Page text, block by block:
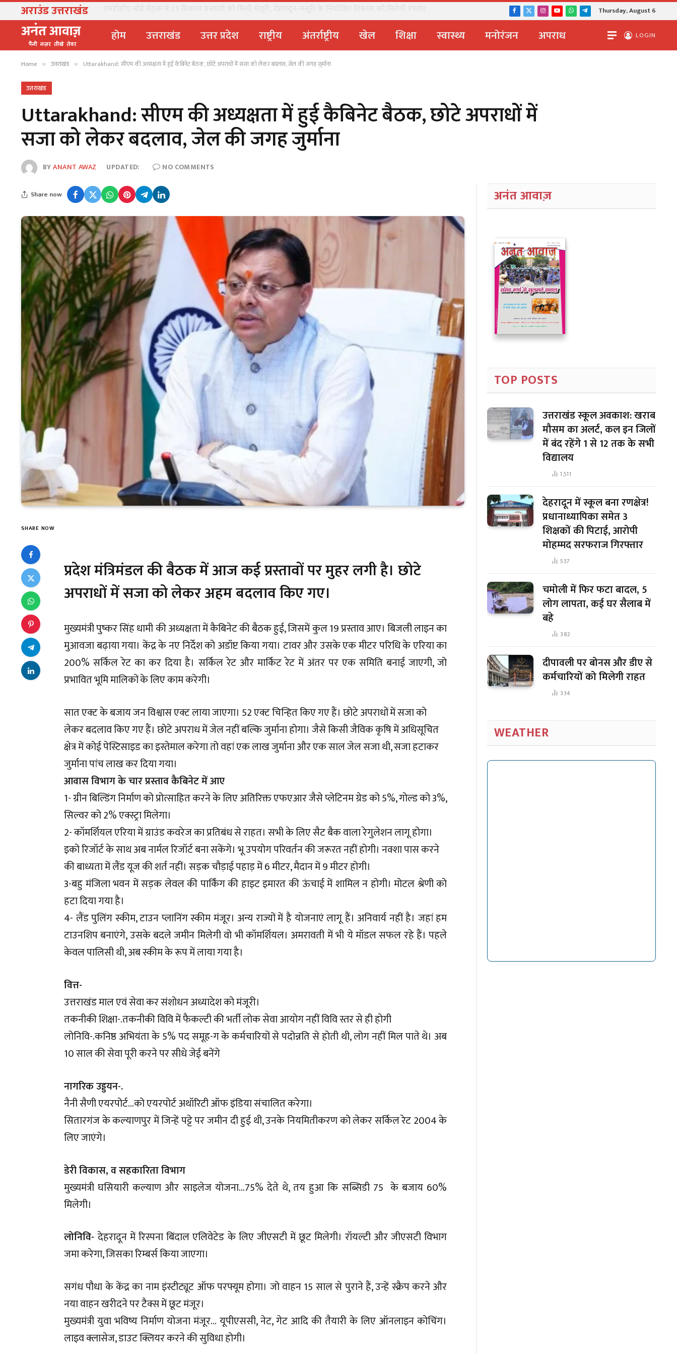
अराउंड उत्तराखंड Facebook
X
Instagram
YouTubeWhatsApp
TelegramThursday, August 6
होम उत्तराखंड उत्तर प्रदेश राष्ट्रीय अंतर्राष्ट्रीय खेल शिक्षा स्वास्थ्य मनोरंजन अपराध LOGIN
Home » उत्तराखंड » Uttarakhand: सीएम की अध्यक्षता में हुई कैबिनेट बैठक, छोटे अपराधों में सजा को लेकर बदलाव, जेल की जगह जुर्माना
उत्तराखंड
Uttarakhand: सीएम की अध्यक्षता में हुई कैबिनेट बैठक, छोटे अपराधों में
सजा को लेकर बदलाव, जेल की जगह जुर्माना
BYANANT AWAZ UPDATED: NO COMMENTS
Share now
SHARE NOW
प्रदेश मंत्रिमंडल की बैठक में आज कई प्रस्तावों पर मुहर लगी है। छोटे
अपराधों में सजा को लेकर अहम बदलाव किए गए।
मुख्यमंत्री पुष्कर सिंह धामी की अध्यक्षता में कैबिनेट की बैठक हुई, जिसमें कुल 19 प्रस्ताव आए। बिजली लाइन का
मुआवजा बढ़ाया गया। केंद्र के नए निर्देश को अडॉप्ट किया गया। टावर और उसके एक मीटर परिधि के एरिया का
200% सर्किल रेट का कर दिया है। सर्किल रेट और मार्किट रेट में अंतर पर एक समिति बनाई जाएगी, जो
प्रभावित भूमि मालिकों के लिए काम करेगी।
सात एक्ट के बजाय जन विश्वास एक्ट लाया जाएगा। 52 एक्ट चिन्हित किए गए हैं। छोटे अपराधों में सजा को
लेकर बदलाव किए गए हैं। छोटे अपराध में जेल नहीं बल्कि जुर्माना होगा। जैसे किसी जैविक कृषि में अधिसूचित
क्षेत्र में कोई पेस्टिसाइड का इस्तेमाल करेगा तो वहां एक लाख जुर्माना और एक साल जेल सजा थी, सजा हटाकर
जुर्माना पांच लाख कर दिया गया।
आवास विभाग के चार प्रस्ताव कैबिनेट में आए
1- ग्रीन बिल्डिंग निर्माण को प्रोत्साहित करने के लिए अतिरिक्त एफएआर जैसे प्लेटिनम ग्रेड को 5%, गोल्ड को 3%,
सिल्वर को 2% एक्स्ट्रा मिलेगा।
2- कॉमर्शियल एरिया में ग्राउंड कवरेज का प्रतिबंध से राहत। सभी के लिए सैट बैक वाला रेगुलेशन लागू होगा।
इको रिजॉर्ट के साथ अब नार्मल रिजॉर्ट बना सकेंगे। भू उपयोग परिवर्तन की जरूरत नहीं होगी। नक्शा पास करने
की बाध्यता में लैंड यूज की शर्त नहीं। सड़क चौड़ाई पहाड़ में 6 मीटर, मैदान में 9 मीटर होगी।
3-बहु मंजिला भवन में सड़क लेवल की पार्किंग की हाइट इमारत की ऊंचाई में शामिल न होगी। मोटल श्रेणी को
हटा दिया गया है।
4- लैंड पुलिंग स्कीम, टाउन प्लानिंग स्कीम मंजूर। अन्य राज्यों में है योजनाएं लागू हैं। अनिवार्य नहीं है। जहां हम
टाउनशिप बनाएंगे, उसके बदले जमीन मिलेगी वो भी कॉमर्शियल। अमरावती में भी ये मॉडल सफल रहे हैं। पहले
केवल पालिसी थी, अब स्कीम के रूप में लाया गया है।
वित्त-
उत्तराखंड माल एवं सेवा कर संशोधन अध्यादेश को मंजूरी।
तकनीकी शिक्षा-.तकनीकी विवि में फैकल्टी की भर्ती लोक सेवा आयोग नहीं विवि स्तर से ही होगी
लोनिवि-.कनिष्ठ अभियंता के 5% पद समूह-ग के कर्मचारियों से पदोन्नति से होती थी, लोग नहीं मिल पाते थे। अब
10 साल की सेवा पूरी करने पर सीधे जेई बनेंगे
नागरिक उड्डयन-.
नैनी सैणी एयरपोर्ट…को एयरपोर्ट अथॉरिटी ऑफ इंडिया संचालित करेगा।
सितारगंज के कल्याणपुर में जिन्हें पट्टे पर जमीन दी हुई थी, उनके नियमितीकरण को लेकर सर्किल रेट 2004 के
लिए जाएंगे।
डेरी विकास, व सहकारिता विभाग
मुख्यमंत्री घसियारी कल्याण और साइलेज योजना…75% देते थे, तय हुआ कि सब्सिडी 75 के बजाय 60%
मिलेगी।
लोनिवि-देहरादून में रिस्पना बिंदाल एलिवेटेड के लिए जीएसटी में छूट मिलेगी। रॉयल्टी और जीएसटी विभाग
जमा करेगा, जिसका रिम्बर्स किया जाएगा।
सगंध पौधा के केंद्र का नाम इंस्टीट्यूट ऑफ परफ्यूम होगा। जो वाहन 15 साल से पुराने हैं, उन्हें स्क्रैप करने और
नया वाहन खरीदने पर टैक्स में छूट मंजूर।
मुख्यमंत्री युवा भविष्य निर्माण योजना मंजूर… यूपीएससी, नेट, गेट आदि की तैयारी के लिए ऑनलाइन कोचिंग।
लाइव क्लासेज, डाउट क्लियर करने की सुविधा होगी।
अनंत आवाज़
TOP POSTS
उत्तराखंड स्कूल अवकाश: खराब
मौसम का अलर्ट, कल इन जिलों
में बंद रहेंगे 1 से 12 तक के सभी
विद्यालय
1,511
देहरादून में स्कूल बना रणक्षेत्र!
प्रधानाध्यापिका समेत 3
शिक्षकों की पिटाई, आरोपी
मोहम्मद सरफराज गिरफ्तार
537
चमोली में फिर फटा बादल, 5
लोग लापता, कई घर सैलाब में
बहे
382
दीपावली पर बोनस और डीए से
कर्मचारियों को मिलेगी राहत
334
WEATHER